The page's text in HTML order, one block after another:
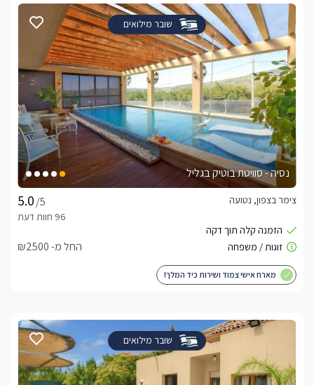
שובר מילואים
נסיה - סוויטת בוטיק בגליל
/5
צימר בצפון, נטועה
החל מ- ₪2500
מארח אישי צמוד ושירות כיד המלך!
שובר מילואים